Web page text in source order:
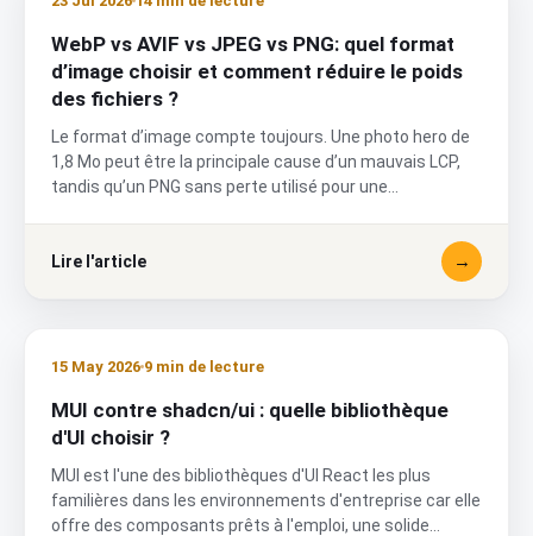
WebP vs AVIF vs JPEG vs PNG: quel format
d’image choisir et comment réduire le poids
des fichiers ?
Le format d’image compte toujours. Une photo hero de
1,8 Mo peut être la principale cause d’un mauvais LCP,
tandis qu’un PNG sans perte utilisé pour une
convertir systématiquement tous les visuels vers le
format le plus récent peut réduire la netteté du texte,
Lire l'article →
15 May 2026 9 min de lecture
MUI contre shadcn/ui : quelle bibliothèque
d'UI choisir ?
MUI est l'une des bibliothèques d'UI React les plus
familières dans les environnements d'entreprise car elle
offre des composants prêts à l'emploi, une solide